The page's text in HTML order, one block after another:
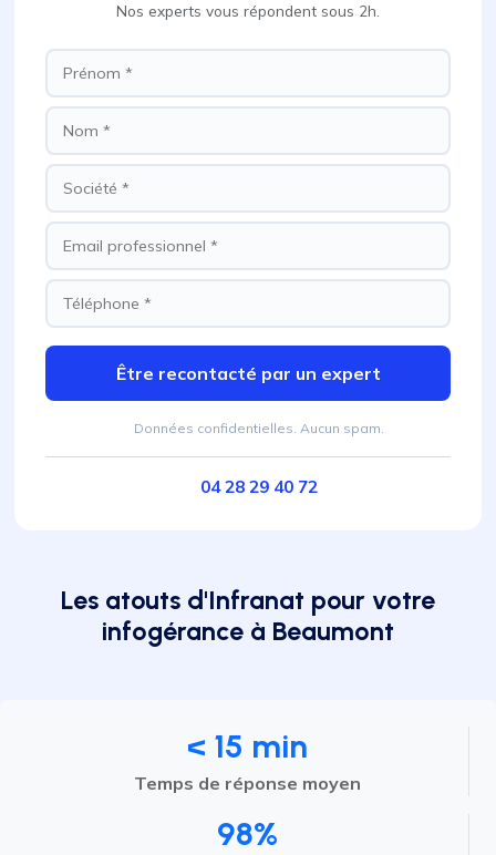
Nos experts vous répondent sous 2h.
Être recontacté par un expert
Données confidentielles. Aucun spam.
04 28 29 40 72
Les atouts d'Infranat pour votre
infogérance à Beaumont
< 15 min
Temps de réponse moyen
98%